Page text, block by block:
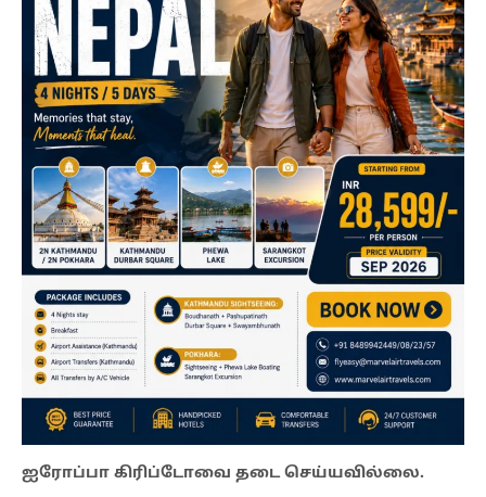
ஐரோப்பா கிரிப்டோவை தடை செய்யவில்லை.